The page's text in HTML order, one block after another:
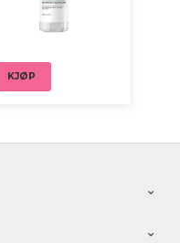
KJØP